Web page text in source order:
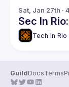
Sat, Jan 27th ·
Sec In
Tech In Rio
GuildDocsTerms